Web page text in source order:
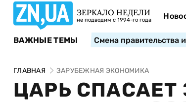
ЗЕРКАЛО НЕДЕЛИ
не подводим с 1994-го года
ВАЖНЫЕ ТЕМЫ Смена правительства
ГЛАВНАЯ ЗАРУБЕЖНАЯ ЭКОНОМИКА
ЦАРЬ